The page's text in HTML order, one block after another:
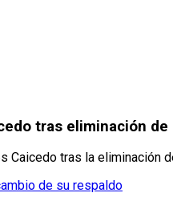
tras eliminación de
tras la eliminación
de su respaldo